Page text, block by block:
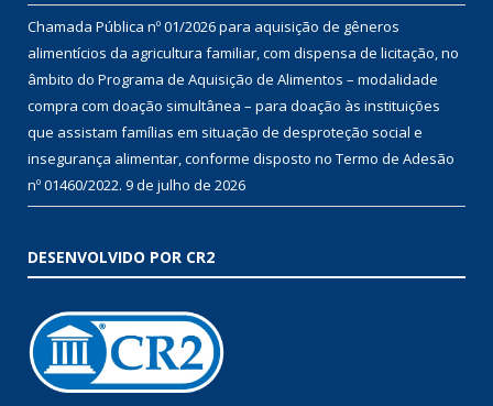
Chamada Pública nº 01/2026 para aquisição de gêneros
alimentícios da agricultura familiar, com dispensa de licitação, no
âmbito do Programa de Aquisição de Alimentos – modalidade
compra com doação simultânea – para doação às instituições
que assistam famílias em situação de desproteção social e
insegurança alimentar, conforme disposto no Termo de Adesão
nº 01460/2022. 9 de julho de 2026
DESENVOLVIDO POR CR2